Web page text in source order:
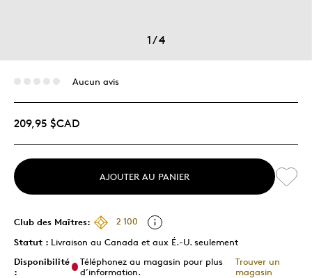
1/4
Aucun avis
209,95 $CAD
AJOUTER AU PANIER
Club des Maîtres:
2 100
Statut : Livraison au Canada et aux É.-U. seulement
Disponibilité
:
Téléphonez au magasin pour plus
d’information.
Trouver un
magasin